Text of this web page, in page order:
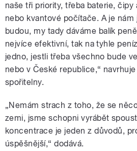
naše tři priority, třeba baterie,
nebo kvantové počítače. A je
budou, my tady dáváme balík
nejvíce efektivní, tak na tyhle
jedno, jestli třeba všechno bude
nebo v České republice,“
spořitelny.
„Nemám strach z toho, že se
zemi, jsme schopni vyrábět
koncentrace je jeden z důvodů,
úspěšnější,“ dodává.